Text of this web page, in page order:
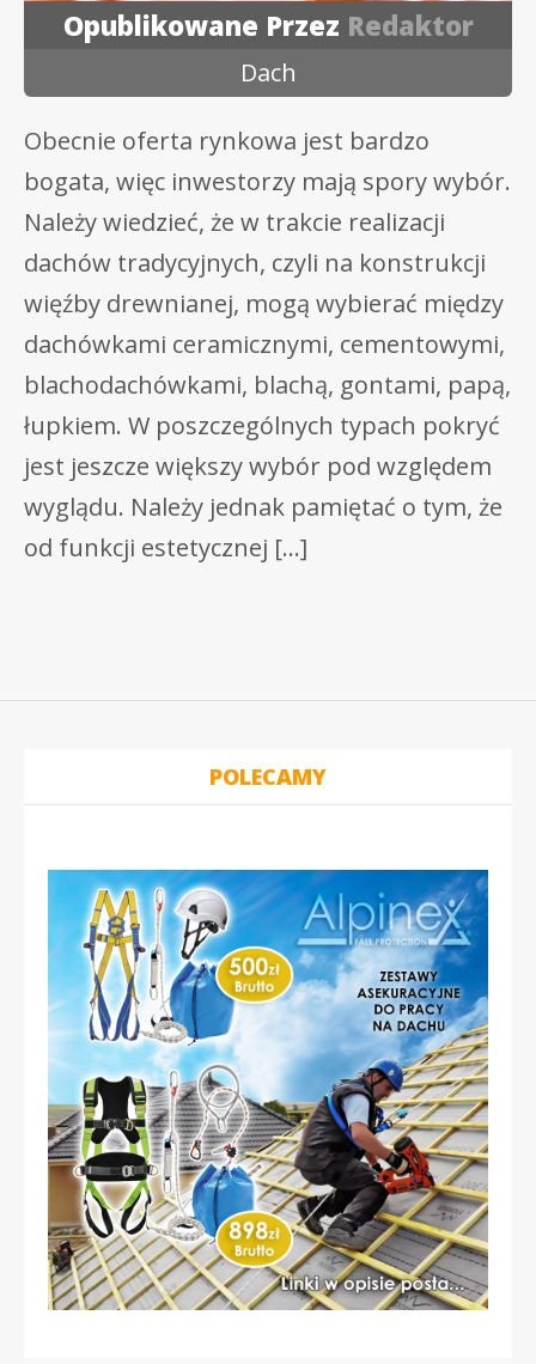
Opublikowane Przez Redaktor
Dach
Obecnie oferta rynkowa jest bardzo
bogata, więc inwestorzy mają spory wybór.
Należy wiedzieć, że w trakcie realizacji
dachów tradycyjnych, czyli na konstrukcji
więźby drewnianej, mogą wybierać między
dachówkami ceramicznymi, cementowymi,
blachodachówkami, blachą, gontami, papą,
łupkiem. W poszczególnych typach pokryć
jest jeszcze większy wybór pod względem
wyglądu. Należy jednak pamiętać o tym, że
od funkcji estetycznej […]
POLECAMY